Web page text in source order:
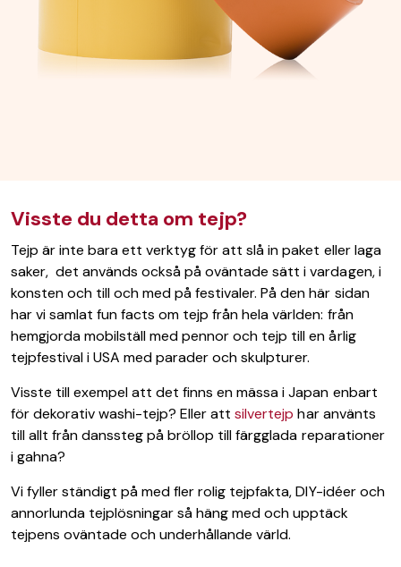
Visste du detta om tejp?
Tejp är inte bara ett verktyg för att slå in paket eller laga
saker, det används också på oväntade sätt i vardagen, i
konsten och till och med på festivaler. På den här sidan
har vi samlat fun facts om tejp från hela världen: från
hemgjorda mobilställ med pennor och tejp till en årlig
tejpfestival i USA med parader och skulpturer.
Visste till exempel att det finns en mässa i Japan enbart
för dekorativ washi-tejp? Eller attsilvertejp har använts
till allt från danssteg på bröllop till färgglada reparationer
i gahna?
Vi fyller ständigt på med fler rolig tejpfakta, DIY-idéer och
annorlunda tejplösningar så häng med och upptäck
tejpens oväntade och underhållande värld.